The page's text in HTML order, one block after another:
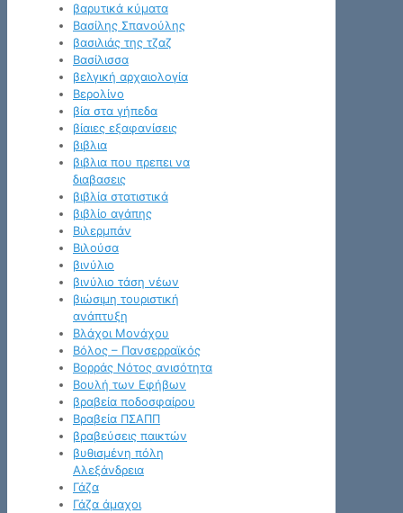
βαρυτικά κύματα
Βασίλης Σπανούλης
βασιλιάς της τζαζ
Βασίλισσα
βελγική αρχαιολογία
Βερολίνο
βία στα γήπεδα
βίαιες εξαφανίσεις
βιβλια
βιβλια που πρεπει να
διαβασεις
βιβλία στατιστικά
βιβλίο αγάπης
Βιλερμπάν
Βιλούσα
βινύλιο
βινύλιο τάση νέων
βιώσιμη τουριστική
ανάπτυξη
Βλάχοι Μονάχου
Βόλος – Πανσερραϊκός
Βορράς Νότος ανισότητα
Βουλή των Εφήβων
βραβεία ποδοσφαίρου
Βραβεία ΠΣΑΠΠ
βραβεύσεις παικτών
βυθισμένη πόλη
Αλεξάνδρεια
Γάζα
Γάζα άμαχοι